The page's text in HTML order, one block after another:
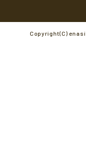
Copyright(C)